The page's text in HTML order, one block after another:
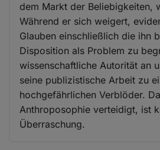
dem Markt der Beliebigkeiten,
Während er sich weigert,
Glauben einschließlich die ihn
Disposition als Problem zu
wissenschaftliche Autorität an
seine publizistische Arbeit zu
hochgefährlichen Verblöder.
Anthroposophie verteidigt, ist
Überraschung.